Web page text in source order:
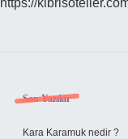
https://
Sidebar
Son Yazılar
Kara Karamuk nedir ?